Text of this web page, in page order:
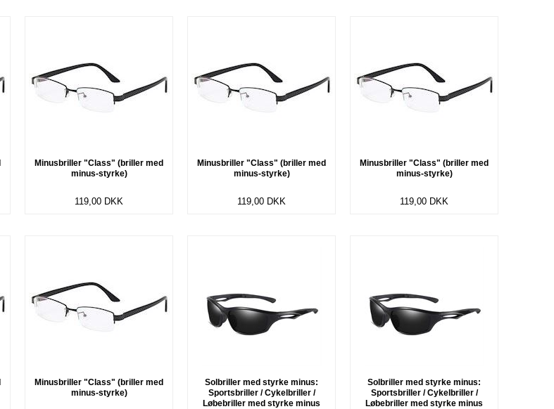
Minusbriller "Class" (briller med
minus-styrke)
119,00 DKK
Minusbriller "Class" (briller med
minus-styrke)
119,00 DKK
Minusbriller "Class" (briller med
minus-styrke)
119,00 DKK
Minusbriller "Class" (briller med
minus-styrke)
Solbriller med styrke minus:
Sportsbriller / Cykelbriller /
Løbebriller med styrke minus
Solbriller med styrke minus:
Sportsbriller / Cykelbriller /
Løbebriller med styrke minus